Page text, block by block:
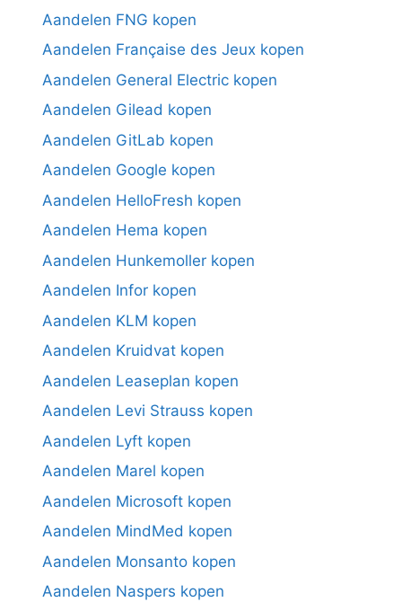
Aandelen FNG kopen
Aandelen Française des Jeux kopen
Aandelen General Electric kopen
Aandelen Gilead kopen
Aandelen GitLab kopen
Aandelen Google kopen
Aandelen HelloFresh kopen
Aandelen Hema kopen
Aandelen Hunkemoller kopen
Aandelen Infor kopen
Aandelen KLM kopen
Aandelen Kruidvat kopen
Aandelen Leaseplan kopen
Aandelen Levi Strauss kopen
Aandelen Lyft kopen
Aandelen Marel kopen
Aandelen Microsoft kopen
Aandelen MindMed kopen
Aandelen Monsanto kopen
Aandelen Naspers kopen